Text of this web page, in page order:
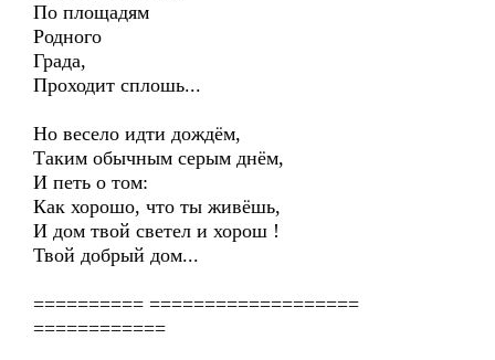
По площадям
Родного
Града,
Проходит сплошь...
Но весело идти дождём,
Таким обычным серым днём,
И петь о том:
Как хорошо, что ты живёшь,
И дом твой светел и хорош !
Твой добрый дом...
========== ===================
============